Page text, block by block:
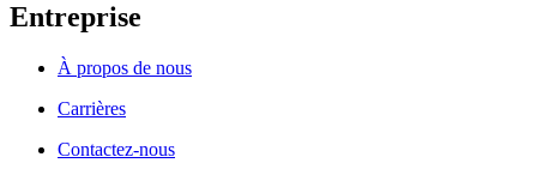
Entreprise
À propos de nous
Carrières
Contactez-nous